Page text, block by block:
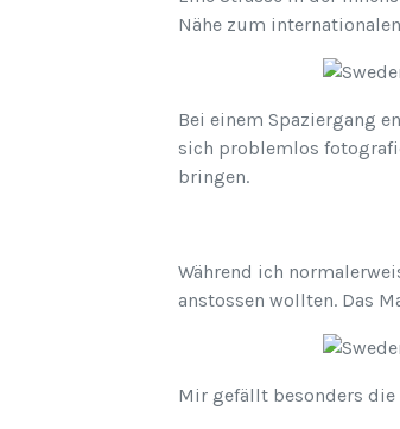
Nähe zum
Bei einem Spaziergang
sich problemlos
bringen.
Während ich
anstossen wollten. Das
Mir gefällt besonders die